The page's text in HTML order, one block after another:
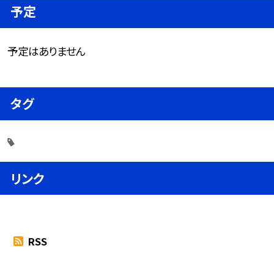
予定
予定はありません
タグ
リンク
RSS